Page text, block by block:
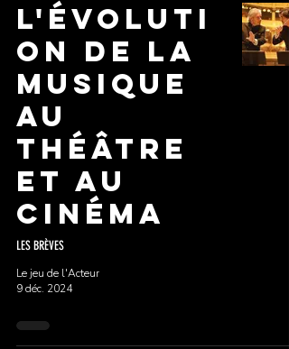
L'évoluti
on de la
musique
au
Théâtre
et au
Cinéma
LES BRÈVES
Le jeu de l'Acteur
9 déc. 2024